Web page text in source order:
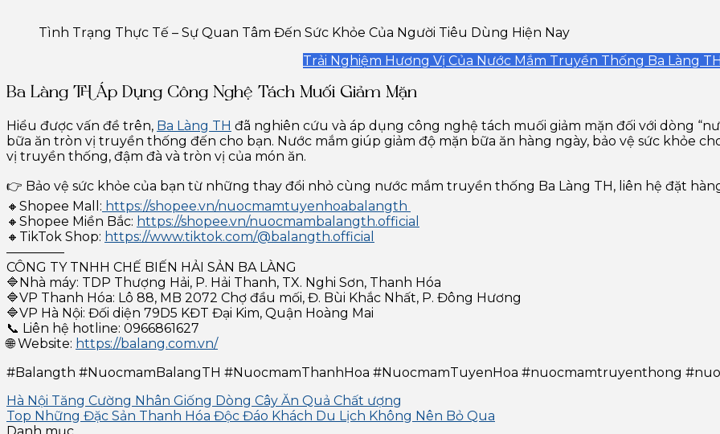
Tình Trạng Thực Tế – Sự Quan Tâm Đến Sức Khỏe Của Người Tiêu Dùng Hiện Nay
Trải Nghiệm Hương Vị Của Nước Mắm Truyền Thống Ba Làng TH
Ba Làng TH Áp Dụng Công Nghệ Tách Muối Giảm Mặn
Hiểu được vấn đề trên, Ba Làng TH đã nghiên cứu và áp dụng công nghệ tách muối giảm mặn đối với dòng
bữa ăn tròn vị truyền thống đến cho bạn. Nước mắm giúp giảm độ mặn bữa ăn hàng ngày, bảo vệ sức khỏe
vị truyền thống, đậm đà và tròn vị của món ăn.
👉 Bảo vệ sức khỏe của bạn từ những thay đổi nhỏ cùng nước mắm truyền thống Ba Làng TH, liên hệ đặt
🔸Shopee Mall: https://shopee.vn/nuocmamtuyenhoabalangth
🔸Shopee Miền Bắc: https://shopee.vn/nuocmambalangth.official
🔸TikTok Shop: https://www.tiktok.com/@balangth.official
————–
CÔNG TY TNHH CHẾ BIẾN HẢI SẢN BA LÀNG
🔷Nhà máy: TDP Thượng Hải, P. Hải Thanh, TX. Nghi Sơn, Thanh Hóa
🔷VP Thanh Hóa: Lô 88, MB 2072 Chợ đầu mối, Đ. Bùi Khắc Nhất, P. Đông Hương
🔷VP Hà Nội: Đối diện 79D5 KĐT Đại Kim, Quận Hoàng Mai
📞 Liên hệ hotline: 0966861627
🌐 Website: https://balang.com.vn/
#Balangth #NuocmamBalangTH #NuocmamThanhHoa #NuocmamTuyenHoa #nuocmamtruyenthong
Hà Nội Tăng Cường Nhân Giống Dòng Cây Ăn Quả Chất ượng
Top Những Đặc Sản Thanh Hóa Độc Đáo Khách Du Lịch Không Nên Bỏ Qua